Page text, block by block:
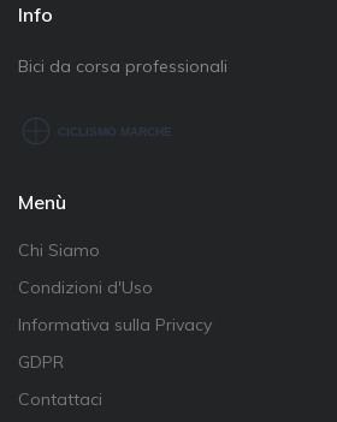
Info
Bici da corsa professionali
Menù
Chi Siamo
Condizioni d'Uso
Informativa sulla Privacy
GDPR
Contattaci